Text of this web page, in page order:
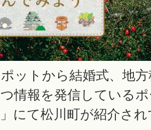
ットから結婚式、地
情報を発信している
にて松川町が紹介さ